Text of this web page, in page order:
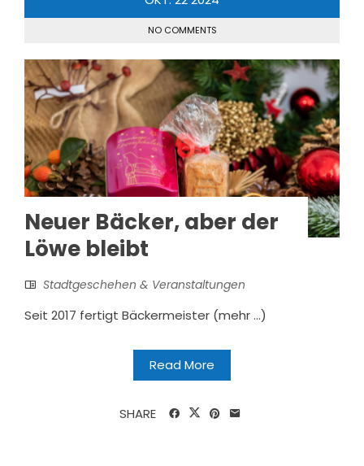
NO COMMENTS
Neuer Bäcker, aber der
Löwe bleibt
Stadtgeschehen & Veranstaltungen
Seit 2017 fertigt Bäckermeister (mehr …)
Read More
SHARE